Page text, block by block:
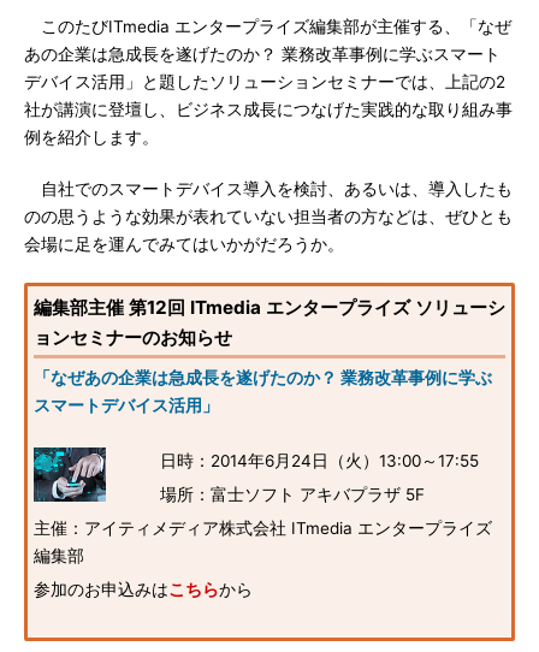
このたびITmedia エンタープライズ編集部が主催する、「なぜ
あの企業は急成長を遂げたのか？ 業務改革事例に学ぶスマート
デバイス活用」と題したソリューションセミナーでは、上記の2
社が講演に登壇し、ビジネス成長につなげた実践的な取り組み事
例を紹介します。
自社でのスマートデバイス導入を検討、あるいは、導入したも
のの思うような効果が表れていない担当者の方などは、ぜひとも
会場に足を運んでみてはいかがだろうか。
編集部主催 第12回 ITmedia エンタープライズ ソリューシ
ョンセミナーのお知らせ
「なぜあの企業は急成長を遂げたのか？ 業務改革事例に学ぶ
スマートデバイス活用」
日時：2014年6月24日（火）13:00～17:55
場所：富士ソフト アキバプラザ 5F
主催：アイティメディア株式会社 ITmedia エンタープライズ
編集部
参加のお申込みはこちらから